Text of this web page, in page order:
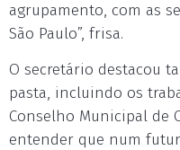
agrupamento, com as
São Paulo”, frisa.
O secretário destacou
pasta, incluindo os
Conselho Municipal de
entender que num